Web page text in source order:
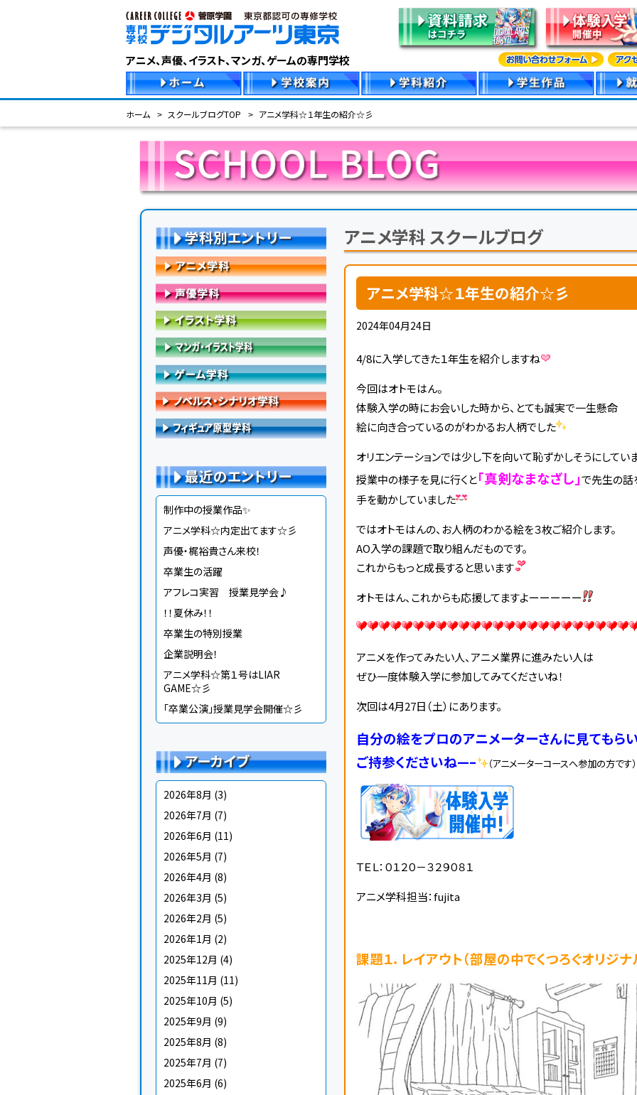
アニメ、声優、イラスト、マンガ、ゲームの専門学校
ホーム スクールブログTOP アニメ学科☆１年生の紹介☆彡
学科別エントリー
最近のエントリー
制作中の授業作品✨
アニメ学科☆内定出てます☆彡
声優・梶裕貴さん来校！
卒業生の活躍
アフレコ実習 授業見学会♪
！！夏休み！！
卒業生の特別授業
企業説明会！
アニメ学科☆第１号はLIAR
GAME☆彡
「卒業公演」授業見学会開催☆彡
アーカイブ
2026年8月 (3)
2026年7月 (7)
2026年6月 (11)
2026年5月 (7)
2026年4月 (8)
2026年3月 (5)
2026年2月 (5)
2026年1月 (2)
2025年12月 (4)
2025年11月 (11)
2025年10月 (5)
2025年9月 (9)
2025年8月 (8)
2025年7月 (7)
2025年6月 (6)
アニメ学科 スクールブログ
アニメ学科☆１年生の紹介☆彡
2024年04月24日
4/8に入学してきた１年生を紹介しますね
今回はオトモはん。
体験入学の時にお会いした時から、とても誠実で一生懸命
絵に向き合っているのがわかるお人柄でした
オリエンテーションでは少し下を向いて恥ずかしそうにしてい
授業中の様子を見に行くと「真剣なまなざし」で先生の話
手を動かしていました
ではオトモはんの、お人柄のわかる絵を３枚ご紹介します。
AO入学の課題で取り組んだものです。
これからもっと成長すると思います
オトモはん、これからも応援してますよーーーーー
アニメを作ってみたい人、アニメ業界に進みたい人は
ぜひ一度体験入学に参加してみてくださいね！
次回は4月27日（土）にあります。
自分の絵をプロのアニメーターさんに見てもら
ご持参くださいね—–
（アニメーターコースへ参加の方です）
ＴＥＬ：０１２０－３２９０８１
アニメ学科担当：fujita
課題１．レイアウト（部屋の中でくつろぐオリジナ